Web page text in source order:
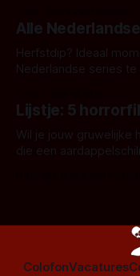
Alle
Herfstdip? Ideaal
Nederlandse series te bingen! Bij
Amsterdamned of
is niet beperkt tot
Lijstje: 5
Wil je jouw gruwelijke
die een
ColofonVacatures